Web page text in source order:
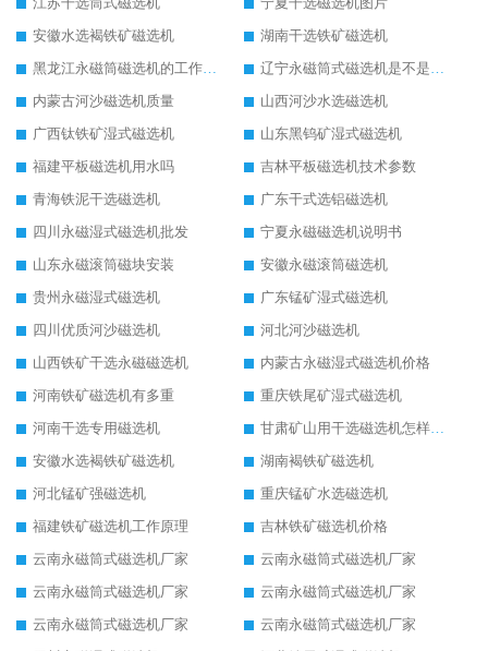
安徽水选褐铁矿磁选机
湖南干选铁矿磁选机
黑龙江永磁筒磁选机的工作原理
辽宁永磁筒式磁选机是不是强磁
内蒙古河沙磁选机质量
山西河沙水选磁选机
广西钛铁矿湿式磁选机
山东黑钨矿湿式磁选机
福建平板磁选机用水吗
吉林平板磁选机技术参数
青海铁泥干选磁选机
广东干式选铝磁选机
四川永磁湿式磁选机批发
宁夏永磁磁选机说明书
山东永磁滚筒磁块安装
安徽永磁滚筒磁选机
贵州永磁湿式磁选机
广东锰矿湿式磁选机
四川优质河沙磁选机
河北河沙磁选机
山西铁矿干选永磁磁选机
内蒙古永磁湿式磁选机价格
河南铁矿磁选机有多重
重庆铁尾矿湿式磁选机
河南干选专用磁选机
甘肃矿山用干选磁选机怎样调磁
安徽水选褐铁矿磁选机
湖南褐铁矿磁选机
河北锰矿强磁选机
重庆锰矿水选磁选机
福建铁矿磁选机工作原理
吉林铁矿磁选机价格
云南永磁筒式磁选机厂家
云南永磁筒式磁选机厂家
云南永磁筒式磁选机厂家
云南永磁筒式磁选机厂家
云南永磁筒式磁选机厂家
云南永磁筒式磁选机厂家